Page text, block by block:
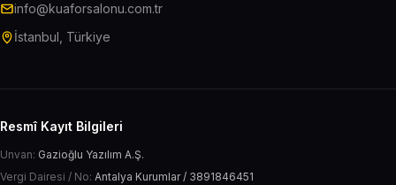
info@kuaforsalonu.com.tr
İstanbul, Türkiye
Resmî Kayıt Bilgileri
Unvan: Gazioğlu Yazılım A.Ş.
Vergi Dairesi / No: Antalya Kurumlar / 3891846451